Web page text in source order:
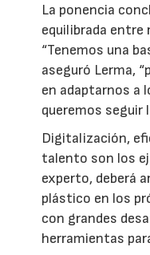
La ponencia
equilibrada entre
“Tenemos una
aseguró Lerma,
en adaptarnos a
queremos seguir
Digitalización,
talento son los
experto, deberá
plástico en los
con grandes
herramientas